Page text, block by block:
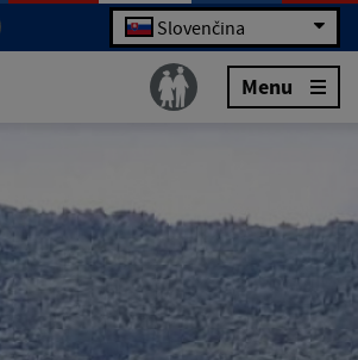
Slovenčina
Menu